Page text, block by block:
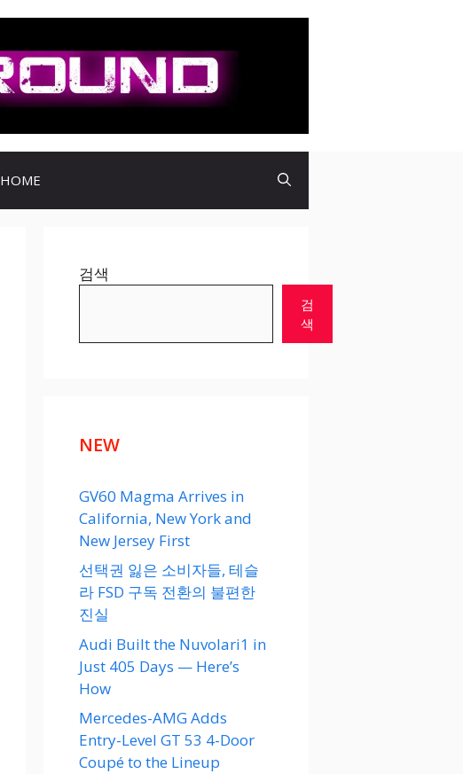
HOME
검색
검
색
NEW
GV60 Magma Arrives in
California, New York and
New Jersey First
선택권 잃은 소비자들, 테슬
라 FSD 구독 전환의 불편한
진실
Audi Built the Nuvolari1 in
Just 405 Days — Here’s
How
Mercedes-AMG Adds
Entry-Level GT 53 4-Door
Coupé to the Lineup